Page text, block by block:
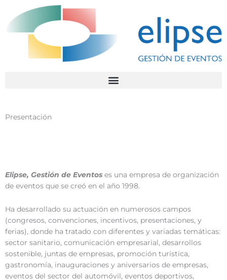
Presentación
Elipse, Gestión de Eventos es una empresa de organización
de eventos que se creó en el año 1998.
Ha desarrollado su actuación en numerosos campos
(congresos, convenciones, incentivos, presentaciones, y
ferias), donde ha tratado con diferentes y variadas temáticas:
sector sanitario, comunicación empresarial, desarrollos
sostenible, juntas de empresas, promoción turística,
gastronomía, inauguraciones y aniversarios de empresas,
eventos del sector del automóvil, eventos deportivos,